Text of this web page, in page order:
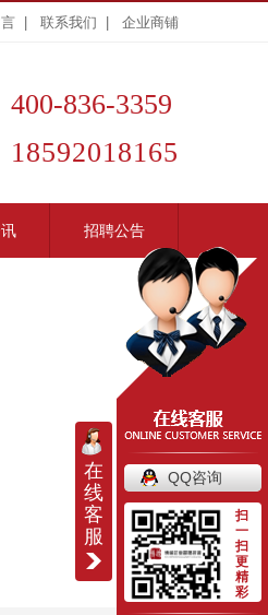
| 联系我们 | 企业商铺
400-836-3359
18592018165
招聘公告
在
线
客
服
QQ咨询
扫
一
扫
更
精
彩